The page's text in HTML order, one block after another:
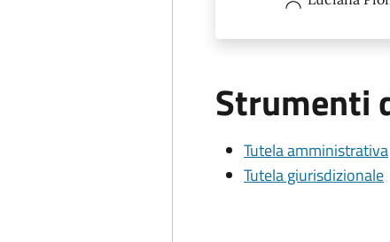
Strumenti
Tutela amministrativa
Tutela giurisdizionale